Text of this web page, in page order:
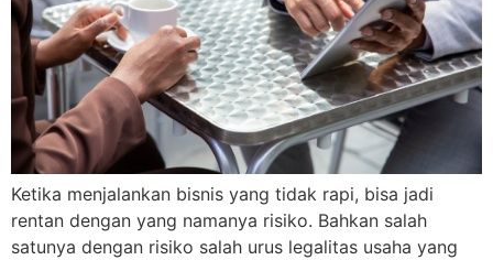
Ketika menjalankan bisnis yang tidak rapi, bisa jadi
rentan dengan yang namanya risiko. Bahkan salah
satunya dengan risiko salah urus legalitas usaha yang